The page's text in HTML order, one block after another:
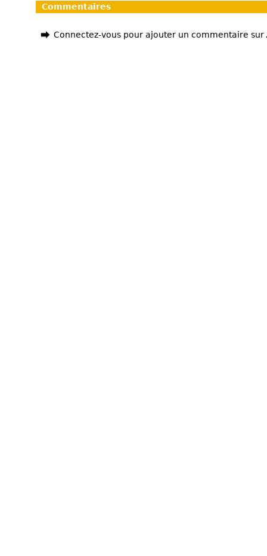
Commentaires
Connectez-vous pour ajouter un commentaire sur